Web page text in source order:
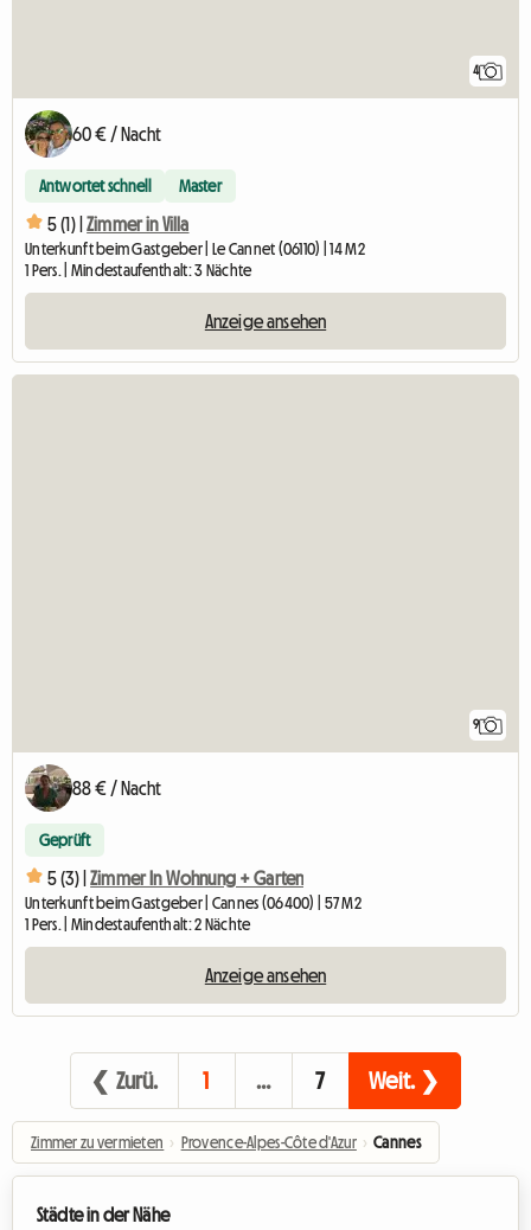
4
60 € / Nacht
Antwortet schnell Master
5 (1) | Zimmer in Villa
Unterkunft beim Gastgeber | Le Cannet (06110) | 14 M2
1 Pers. | Mindestaufenthalt: 3 Nächte
Anzeige ansehen
9
88 € / Nacht
Geprüft
5 (3) | Zimmer In Wohnung + Garten
Unterkunft beim Gastgeber | Cannes (06400) | 57 M2
1 Pers. | Mindestaufenthalt: 2 Nächte
Anzeige ansehen
❮ Zurü. 1 … 7 Weit. ❯
Zimmer zu vermieten › Provence-Alpes-Côte d'Azur › Cannes
Städte in der Nähe